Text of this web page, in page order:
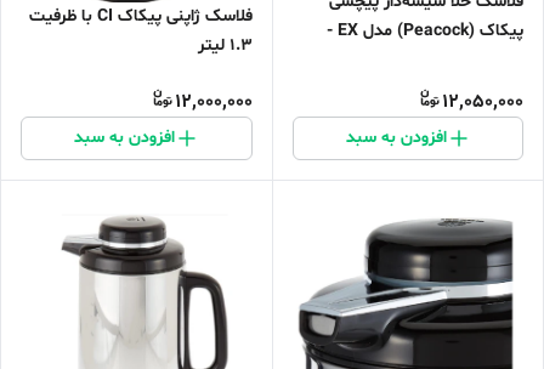
پیکاک (Peacock) مدل EX -
12,050,000
افزودن به سبد
فلاسک ژاپنی پیکاک CI با ظرفیت
1.3 لیتر
12,000,000
افزودن به سبد